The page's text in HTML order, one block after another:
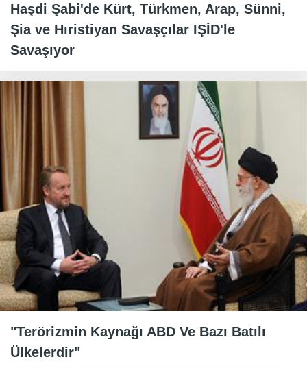
Haşdi Şabi'de Kürt, Türkmen, Arap, Sünni,
Şia ve Hıristiyan Savaşçılar IŞİD'le
Savaşıyor
"Terörizmin Kaynağı ABD Ve Bazı Batılı
Ülkelerdir"